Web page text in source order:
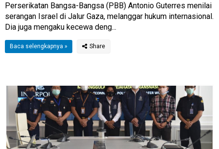
Perserikatan Bangsa-Bangsa (PBB) Antonio Guterres menilai
serangan Israel di Jalur Gaza, melanggar hukum internasional.
Dia juga mengaku kecewa deng...
Baca selengkapnya »